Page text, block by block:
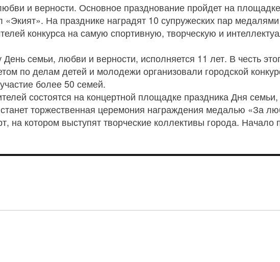
и верности. Основное празднование пройдет на
«Экият». На празднике наградят 10 супружеских пар
конкурса на самую спортивную, творческую и
День семьи, любви и верности, исполняется 11 лет. В честь
по делам детей и молодежи организовали городской
более 50 семей.
состоятся на концертной площадке праздника Дня
торжественная церемония награждения медалью «За
на котором выступят творческие коллективы города. Начало